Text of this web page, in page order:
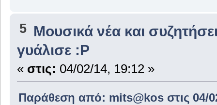
5 Μουσικά νέα και
γυάλισε :P
« στις: 04/02/14, 19:12 »
Παράθεση από: mits@kos στις 04/